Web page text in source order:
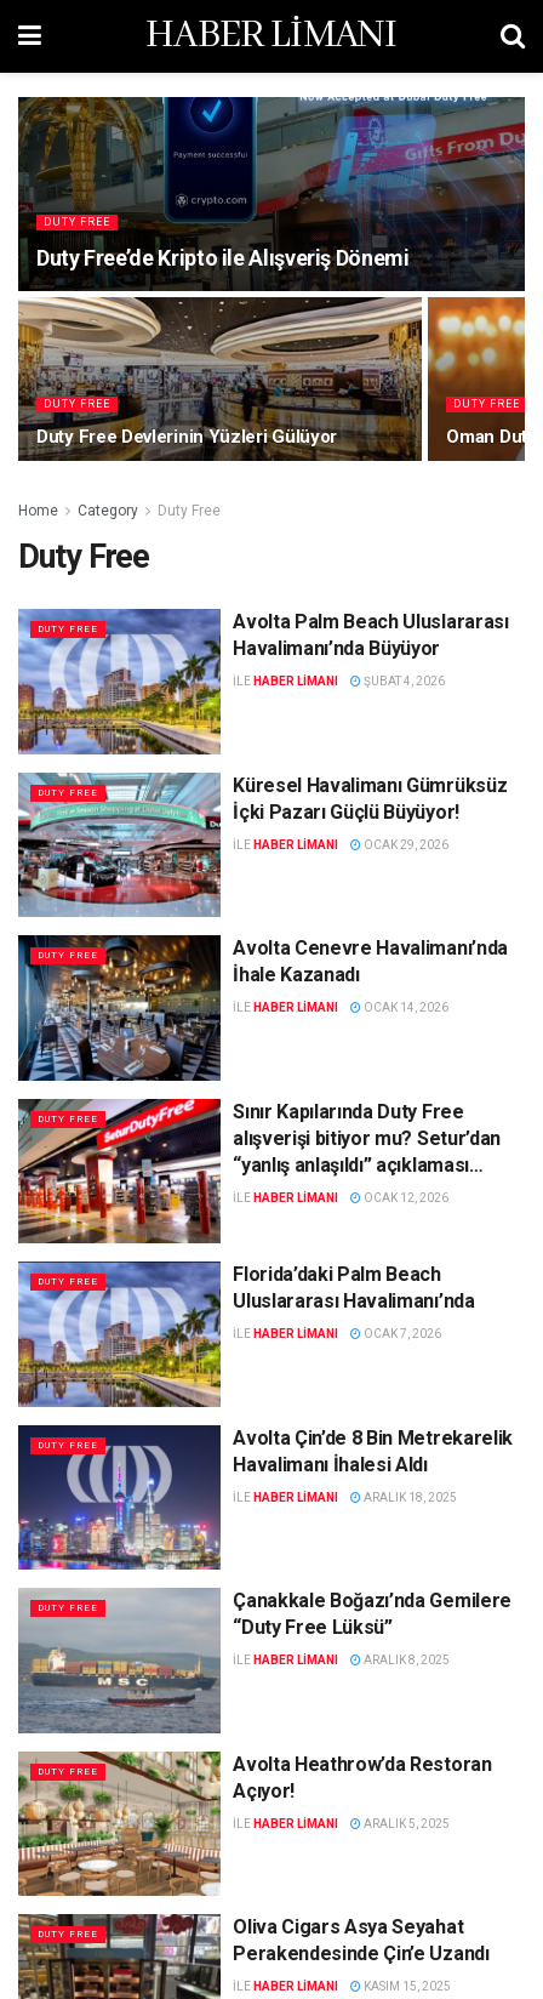
HABER LİMANI
DUTY FREE
Duty Free’de Kripto ile Alışveriş Dönemi
DUTY FREE
Duty Free Devlerinin Yüzleri Gülüyor
DUTY FREE
Oman Duty
Home Category Duty Free
Duty Free
DUTY FREE
Avolta Palm Beach Uluslararası
Havalimanı’nda Büyüyor
ILE HABER LIMANI ŞUBAT 4, 2026
DUTY FREE
Küresel Havalimanı Gümrüksüz
İçki Pazarı Güçlü Büyüyor!
ILE HABER LIMANI OCAK 29, 2026
DUTY FREE
Avolta Cenevre Havalimanı’nda
İhale Kazanadı
ILE HABER LIMANI OCAK 14, 2026
DUTY FREE
Sınır Kapılarında Duty Free
alışverişi bitiyor mu? Setur’dan
“yanlış anlaşıldı” açıklaması…
ILE HABER LIMANI OCAK 12, 2026
DUTY FREE
Florida’daki Palm Beach
Uluslararası Havalimanı’nda
ILE HABER LIMANI OCAK 7, 2026
DUTY FREE
Avolta Çin’de 8 Bin Metrekarelik
Havalimanı İhalesi Aldı
ILE HABER LIMANI ARALIK 18, 2025
DUTY FREE
Çanakkale Boğazı’nda Gemilere
“Duty Free Lüksü”
ILE HABER LIMANI ARALIK 8, 2025
DUTY FREE
Avolta Heathrow’da Restoran
Açıyor!
ILE HABER LIMANI ARALIK 5, 2025
DUTY FREE
Oliva Cigars Asya Seyahat
Perakendesinde Çin’e Uzandı
ILE HABER LIMANI KASIM 15, 2025